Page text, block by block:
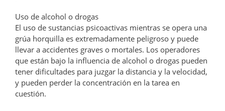
Uso de alcohol o drogas
El uso de sustancias psicoactivas mientras se opera una
grúa horquilla es extremadamente peligroso y puede
llevar a accidentes graves o mortales. Los operadores
que están bajo la influencia de alcohol o drogas pueden
tener dificultades para juzgar la distancia y la velocidad,
y pueden perder la concentración en la tarea en
cuestión.